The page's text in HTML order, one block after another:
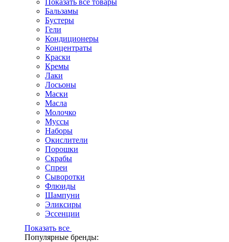
Показать все товары
Бальзамы
Бустеры
Гели
Кондиционеры
Концентраты
Краски
Кремы
Лаки
Лосьоны
Маски
Масла
Молочко
Муссы
Наборы
Окислители
Порошки
Скрабы
Спреи
Сыворотки
Флюиды
Шампуни
Эликсиры
Эссенции
Показать все
Популярные бренды: